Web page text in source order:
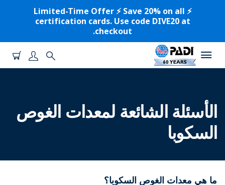
⚡️ Limited-Time Offer ⚡️ Save 20% on all
certification cards. Use code DIVE20 at
checkout.
الأسئلة الشائعة لمعدات الغوص
السكوبا
ما هي معدات الغوص السكوبا؟